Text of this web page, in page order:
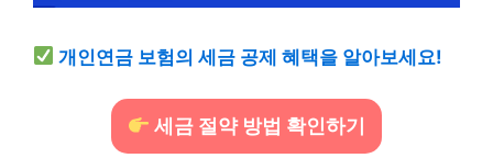
개인연금 보험의 세금 공제 혜택을 알아보세요!
세금 절약 방법 확인하기